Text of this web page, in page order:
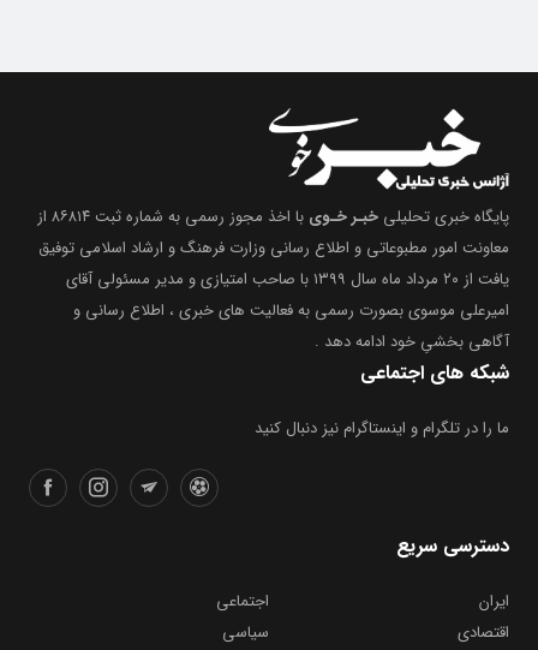
پایگاه خبری تحلیلی خبـر خـوی
با اخذ مجوز رسمی به شماره ثبت ۸۶۸۱۴ از
معاونت امور مطبوعاتی و اطلاع رسانی وزارت فرهنگ و ارشاد اسلامی توفیق
یافت از ۲۰ مرداد ماه سال ۱۳۹۹ با صاحب امتیازی و مدیر مسئولی آقای
امیرعلی موسوی بصورت رسمی به فعالیت های خبری ، اطلاع رسانی و
آگاهی بخشیِ خود ادامه دهد .
شبکه های اجتماعی
ما را در تلگرام و اینستاگرام نیز دنبال کنید
دسترسی سریع
ایران
اجتماعی
اقتصادی
سیاسی